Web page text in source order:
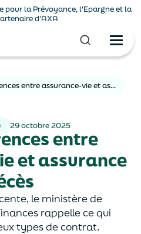
pour la Prévoyance, l'Epargne et la
d'AXA
Les différences entre assurance-vie et assurance décès
29 octobre 2025
entre
et assurance
le ministère de
rappelle ce qui
types de contrat.